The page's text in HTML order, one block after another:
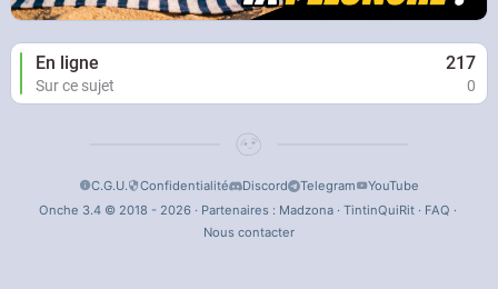
En ligne 217
Sur ce sujet 0
C.G.U. Confidentialité Discord Telegram
YouTube
Onche 3.4 © 2018 - 2026 · Partenaires : Madzona· TintinQuiRit· FAQ ·
Nous contacter